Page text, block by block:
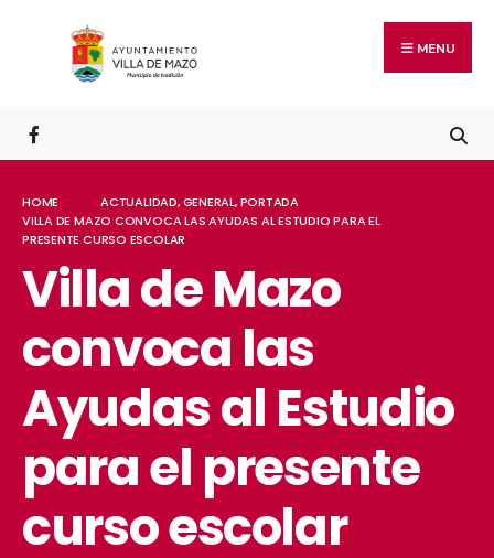
MENU
HOME ACTUALIDAD,GENERAL,PORTADA
VILLA DE MAZO CONVOCA LAS AYUDAS AL ESTUDIO PARA EL
PRESENTE CURSO ESCOLAR
Villa de Mazo
convoca las
Ayudas al Estudio
para el presente
curso escolar